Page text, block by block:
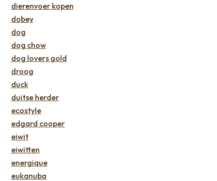
dierenvoer kopen
dobey
dog
dog chow
dog lovers gold
droog
duck
duitse herder
ecostyle
edgard cooper
eiwit
eiwitten
energique
eukanuba